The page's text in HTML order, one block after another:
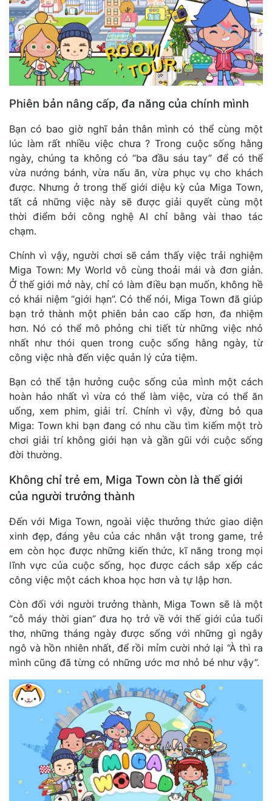
Phiên bản nâng cấp, đa năng của chính mình
Bạn có bao giờ nghĩ bản thân mình có thể cùng một
lúc làm rất nhiều việc chưa ? Trong cuộc sống hằng
ngày, chúng ta không có “ba đầu sáu tay” để có thể
vừa nướng bánh, vừa nấu ăn, vừa phục vụ cho khách
được. Nhưng ở trong thế giới diệu kỳ của Miga Town,
tất cả những việc này sẽ được giải quyết cùng một
thời điểm bởi công nghệ AI chỉ bằng vài thao tác
chạm.
Chính vì vậy, người chơi sẽ cảm thấy việc trải nghiệm
Miga Town: My World vô cùng thoải mái và đơn giản.
Ở thế giới mở này, chỉ có làm điều bạn muốn, không hề
có khái niệm “giới hạn”. Có thể nói, Miga Town đã giúp
bạn trở thành một phiên bản cao cấp hơn, đa nhiệm
hơn. Nó có thể mô phỏng chi tiết từ những việc nhỏ
nhất như thói quen trong cuộc sống hằng ngày, từ
công việc nhà đến việc quản lý cửa tiệm.
Bạn có thể tận hưởng cuộc sống của mình một cách
hoàn hảo nhất vì vừa có thể làm việc, vừa có thể ăn
uống, xem phim, giải trí. Chính vì vậy, đừng bỏ qua
Miga: Town khi bạn đang có nhu cầu tìm kiếm một trò
chơi giải trí không giới hạn và gần gũi với cuộc sống
đời thường.
Không chỉ trẻ em, Miga Town còn là thế giới
của người trưởng thành
Đến với Miga Town, ngoài việc thưởng thức giao diện
xinh đẹp, đáng yêu của các nhân vật trong game, trẻ
em còn học được những kiến thức, kĩ năng trong mọi
lĩnh vực của cuộc sống, học được cách sắp xếp các
công việc một cách khoa học hơn và tự lập hơn.
Còn đối với người trưởng thành, Miga Town sẽ là một
“cỗ máy thời gian” đưa họ trở về với thế giới của tuổi
thơ, những tháng ngày được sống với những gì ngây
ngô và hồn nhiên nhất, để rồi mỉm cười nhớ lại “À thì ra
mình cũng đã từng có những ước mơ nhỏ bé như vậy”.